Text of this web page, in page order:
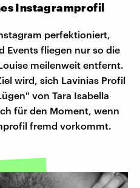
Instagramprofil
perfektioniert,
Events fliegen nur so die
meilenweit entfernt.
wird, sich Lavinias Profil
von Tara Isabella
für den Moment, wenn
fremd vorkommt.